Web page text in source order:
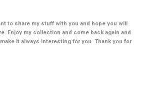
to share my stuff with you and hope you will
Enjoy my collection and come back again and
it always interesting for you. Thank you for